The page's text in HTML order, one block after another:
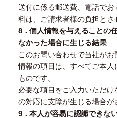
送付に係る郵送費、電話で
料は、ご請求者様の負担とさ
8．個人情報を与えることの
なかった場合に生じる結果
このお問い合わせで当社がお
情報の項目は、すべてご本人
ものです。
必要な項目をご入力いただ
の対応に支障が生じる場合が
9．本人が容易に認識できな